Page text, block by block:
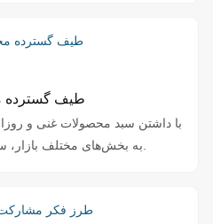
طیف گسترده
با داشتن سبد محصولات غنی و